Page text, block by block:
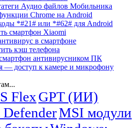
Аудио файлов Мобильника
Chrome на Android
*#21# или *#62# для Android
смартфон Xiaomi
в смартфоне
кэш телефона
антивирусником ПК
— доступ к камере и микрофону
FlexGPT (ИИ)
MSI модули